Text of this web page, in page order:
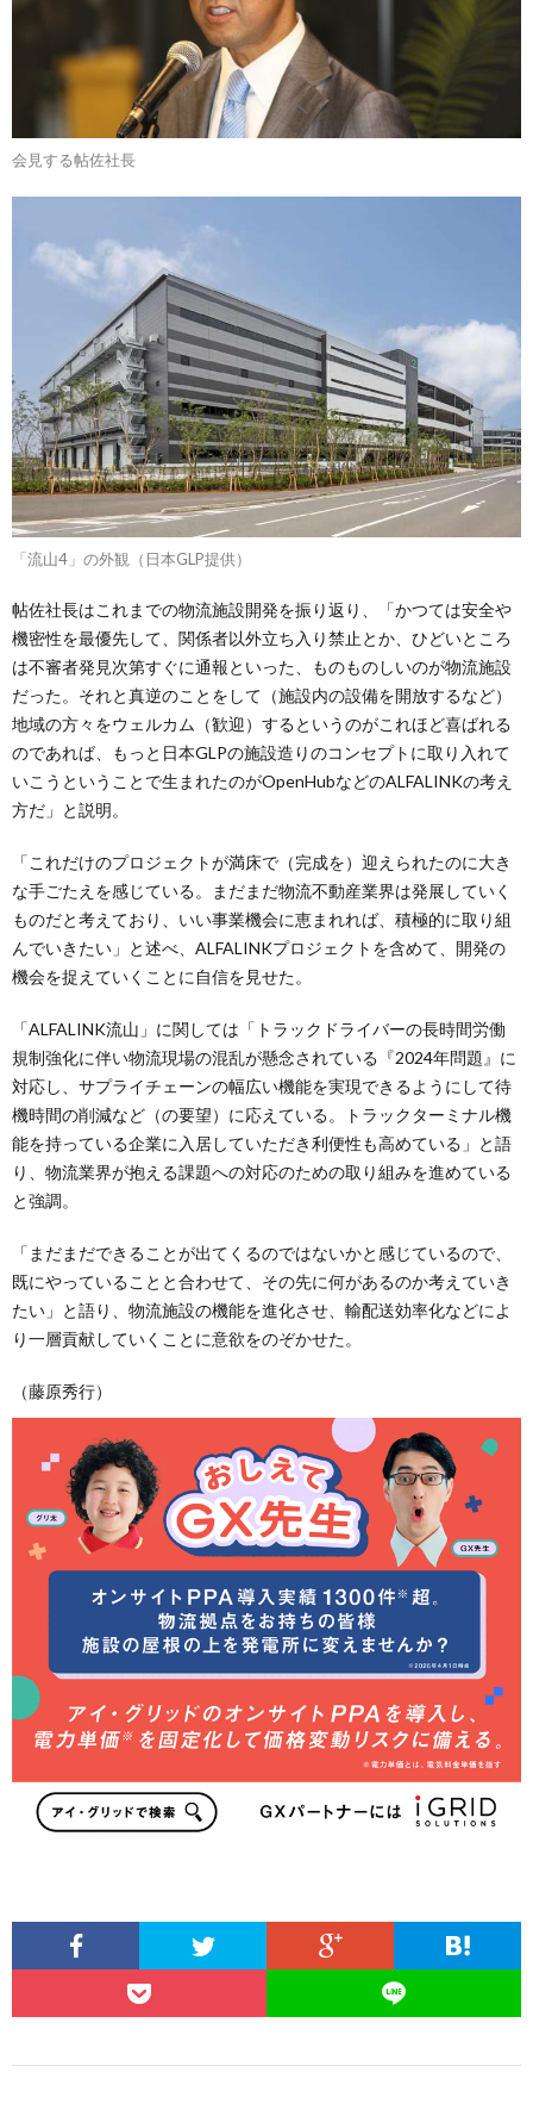
会見する帖佐社長
「流山4」の外観（日本GLP提供）
帖佐社長はこれまでの物流施設開発を振り返り、「かつては安全や
機密性を最優先して、関係者以外立ち入り禁止とか、ひどいところ
は不審者発見次第すぐに通報といった、ものものしいのが物流施設
だった。それと真逆のことをして（施設内の設備を開放するなど）
地域の方々をウェルカム（歓迎）するというのがこれほど喜ばれる
のであれば、もっと日本GLPの施設造りのコンセプトに取り入れて
いこうということで生まれたのがOpenHubなどのALFALINKの考え
方だ」と説明。
「これだけのプロジェクトが満床で（完成を）迎えられたのに大き
な手ごたえを感じている。まだまだ物流不動産業界は発展していく
ものだと考えており、いい事業機会に恵まれれば、積極的に取り組
んでいきたい」と述べ、ALFALINKプロジェクトを含めて、開発の
機会を捉えていくことに自信を見せた。
「ALFALINK流山」に関しては「トラックドライバーの長時間労働
規制強化に伴い物流現場の混乱が懸念されている『2024年問題』に
対応し、サプライチェーンの幅広い機能を実現できるようにして待
機時間の削減など（の要望）に応えている。トラックターミナル機
能を持っている企業に入居していただき利便性も高めている」と語
り、物流業界が抱える課題への対応のための取り組みを進めている
と強調。
「まだまだできることが出てくるのではないかと感じているので、
既にやっていることと合わせて、その先に何があるのか考えていき
たい」と語り、物流施設の機能を進化させ、輸配送効率化などによ
り一層貢献していくことに意欲をのぞかせた。
（藤原秀行）